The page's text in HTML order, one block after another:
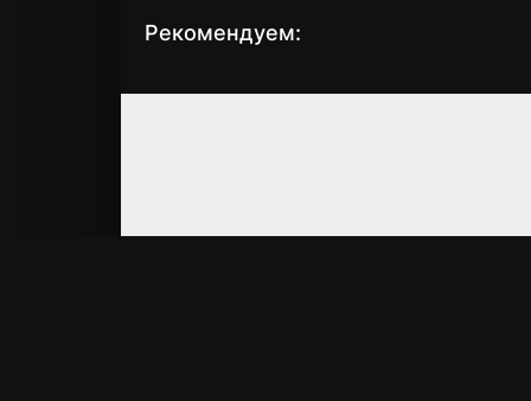
Рекомендуем:
Неоспоримый 4 Просто Райт